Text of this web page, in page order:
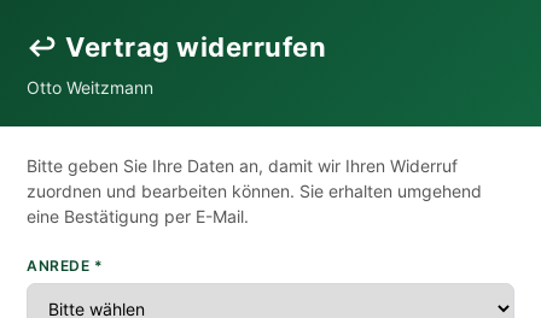
↩ Vertrag widerrufen
Otto Weitzmann
Bitte geben Sie Ihre Daten an, damit wir Ihren Widerruf
zuordnen und bearbeiten können. Sie erhalten umgehend
eine Bestätigung per E-Mail.
ANREDE *